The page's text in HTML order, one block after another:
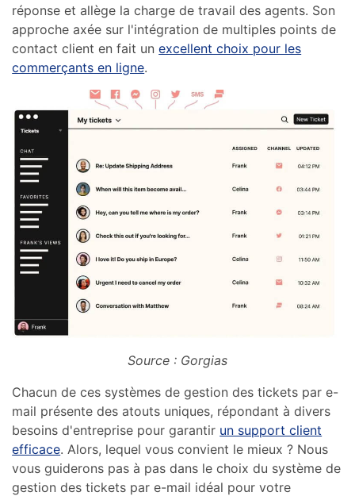
réponse et allège la charge de travail des agents. Son
approche axée sur l'intégration de multiples points de
contact client en fait unexcellent choix pour les
commerçants en ligne.
Source : Gorgias
Chacun de ces systèmes de gestion des tickets par e-
mail présente des atouts uniques, répondant à divers
besoins d'entreprise pour garantir un support client
efficace. Alors, lequel vous convient le mieux ? Nous
vous guiderons pas à pas dans le choix du système de
gestion des tickets par e-mail idéal pour votre